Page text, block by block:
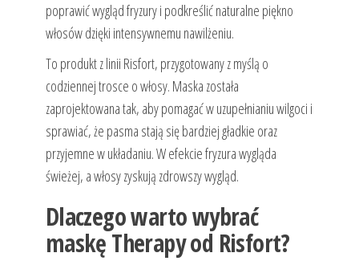
poprawić wygląd fryzury i podkreślić naturalne piękno
włosów dzięki intensywnemu nawilżeniu.
To produkt z linii Risfort, przygotowany z myślą o
codziennej trosce o włosy. Maska została
zaprojektowana tak, aby pomagać w uzupełnianiu wilgoci i
sprawiać, że pasma stają się bardziej gładkie oraz
przyjemne w układaniu. W efekcie fryzura wygląda
świeżej, a włosy zyskują zdrowszy wygląd.
Dlaczego warto wybrać
maskę Therapy od Risfort?